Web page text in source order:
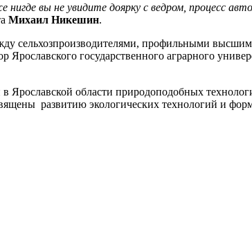
нигде вы не увидите доярку с ведром, процесс
Михаил Никешин.
сельхозпроизводителями, профильными
государственного аграрного
Ярославской области природоподобных
развитию экологических технологий и